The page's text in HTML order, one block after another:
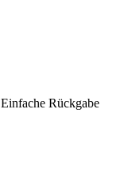
Einfache Rückgabe